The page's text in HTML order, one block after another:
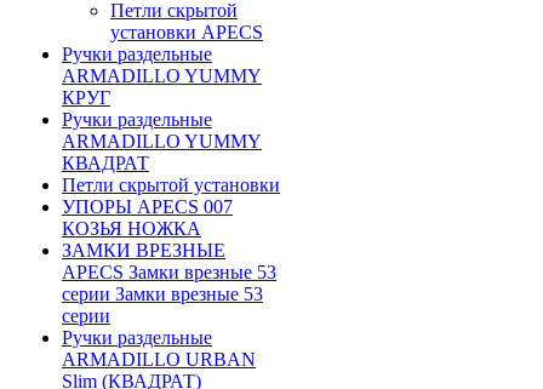
Петли скрытой
установки APECS
Ручки раздельные
ARMADILLO YUMMY
КРУГ
Ручки раздельные
ARMADILLO YUMMY
КВАДРАТ
Петли скрытой установки
УПОРЫ APECS 007
КОЗЬЯ НОЖКА
ЗАМКИ ВРЕЗНЫЕ
APECS Замки врезные 53
серии Замки врезные 53
серии
Ручки раздельные
ARMADILLO URBAN
Slim (КВАДРАТ)